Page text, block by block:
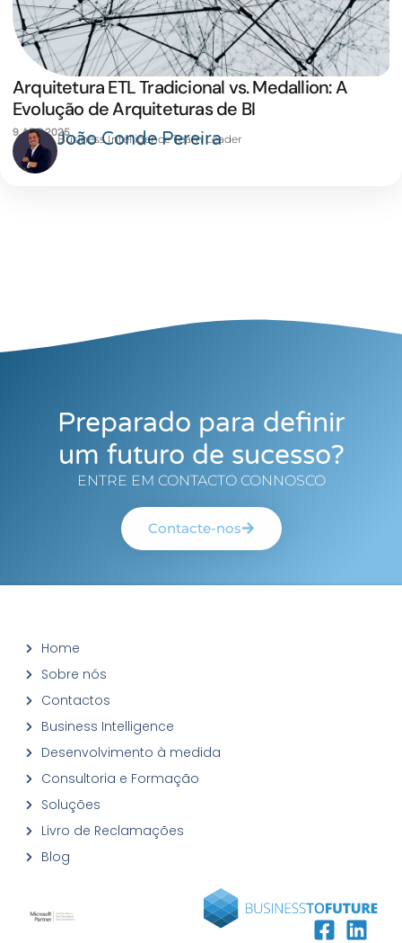
Arquitetura ETL Tradicional vs. Medallion: A
Evolução de Arquiteturas de BI
9 ABR 2025João Conde Pereira
Business Intelligence Team Leader
Preparado para definir
um futuro de sucesso?
ENTRE EM CONTACTO CONNOSCO
Contacte-nos
Home
Sobre nós
Contactos
Business Intelligence
Desenvolvimento à medida
Consultoria e Formação
Soluções
Livro de Reclamações
Blog